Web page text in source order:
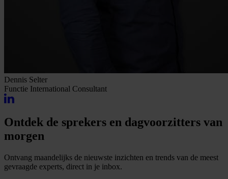
Dennis Selter
Functie International Consultant
Ontdek de sprekers en dagvoorzitters van
morgen
Ontvang maandelijks de nieuwste inzichten en trends van de meest
gevraagde experts, direct in je inbox.